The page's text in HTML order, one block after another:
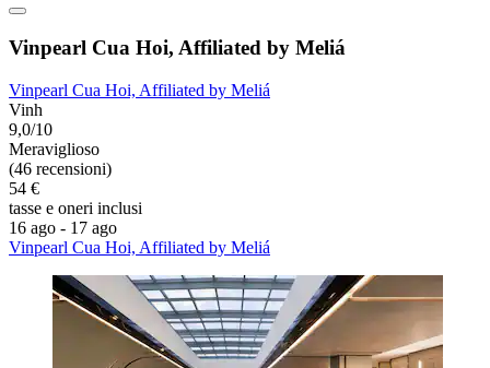
Vinpearl Cua Hoi, Affiliated by Meliá
Vinpearl Cua Hoi, Affiliated by Meliá
Vinh
9,0/10
Meraviglioso
(46 recensioni)
54 €
tasse e oneri inclusi
16 ago - 17 ago
Vinpearl Cua Hoi, Affiliated by Meliá